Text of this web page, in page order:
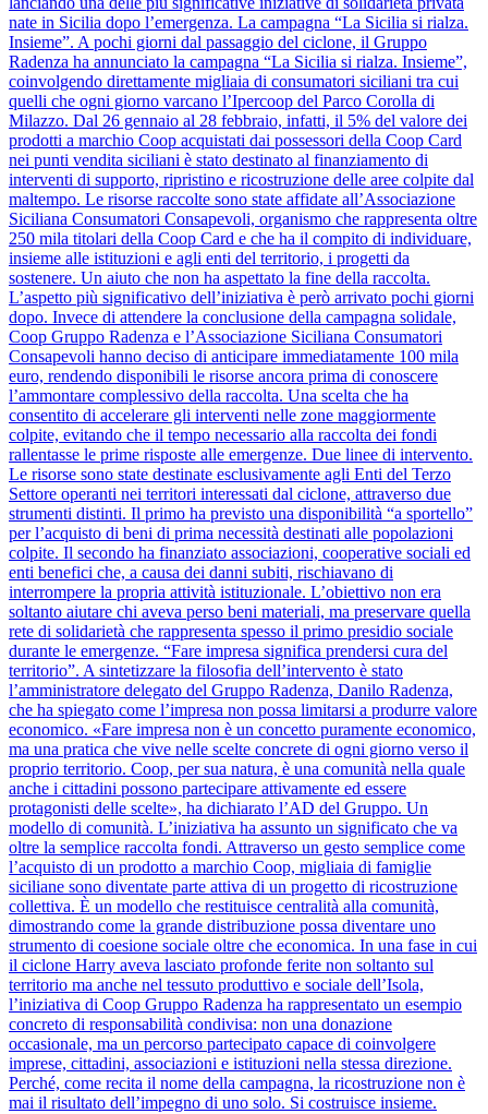
nate in Sicilia dopo l’emergenza. La campagna “La Sicilia si rialza.
Insieme”. A pochi giorni dal passaggio del ciclone, il Gruppo
Radenza ha annunciato la campagna “La Sicilia si rialza. Insieme”,
coinvolgendo direttamente migliaia di consumatori siciliani tra cui
quelli che ogni giorno varcano l’Ipercoop del Parco Corolla di
Milazzo. Dal 26 gennaio al 28 febbraio, infatti, il 5% del valore dei
prodotti a marchio Coop acquistati dai possessori della Coop Card
nei punti vendita siciliani è stato destinato al finanziamento di
interventi di supporto, ripristino e ricostruzione delle aree colpite dal
maltempo. Le risorse raccolte sono state affidate all’Associazione
Siciliana Consumatori Consapevoli, organismo che rappresenta oltre
250 mila titolari della Coop Card e che ha il compito di individuare,
insieme alle istituzioni e agli enti del territorio, i progetti da
sostenere. Un aiuto che non ha aspettato la fine della raccolta.
L’aspetto più significativo dell’iniziativa è però arrivato pochi giorni
dopo. Invece di attendere la conclusione della campagna solidale,
Coop Gruppo Radenza e l’Associazione Siciliana Consumatori
Consapevoli hanno deciso di anticipare immediatamente 100 mila
euro, rendendo disponibili le risorse ancora prima di conoscere
l’ammontare complessivo della raccolta. Una scelta che ha
consentito di accelerare gli interventi nelle zone maggiormente
colpite, evitando che il tempo necessario alla raccolta dei fondi
rallentasse le prime risposte alle emergenze. Due linee di intervento.
Le risorse sono state destinate esclusivamente agli Enti del Terzo
Settore operanti nei territori interessati dal ciclone, attraverso due
strumenti distinti. Il primo ha previsto una disponibilità “a sportello”
per l’acquisto di beni di prima necessità destinati alle popolazioni
colpite. Il secondo ha finanziato associazioni, cooperative sociali ed
enti benefici che, a causa dei danni subiti, rischiavano di
interrompere la propria attività istituzionale. L’obiettivo non era
soltanto aiutare chi aveva perso beni materiali, ma preservare quella
rete di solidarietà che rappresenta spesso il primo presidio sociale
durante le emergenze. “Fare impresa significa prendersi cura del
territorio”. A sintetizzare la filosofia dell’intervento è stato
l’amministratore delegato del Gruppo Radenza, Danilo Radenza,
che ha spiegato come l’impresa non possa limitarsi a produrre valore
economico. «Fare impresa non è un concetto puramente economico,
ma una pratica che vive nelle scelte concrete di ogni giorno verso il
proprio territorio. Coop, per sua natura, è una comunità nella quale
anche i cittadini possono partecipare attivamente ed essere
protagonisti delle scelte», ha dichiarato l’AD del Gruppo. Un
modello di comunità. L’iniziativa ha assunto un significato che va
oltre la semplice raccolta fondi. Attraverso un gesto semplice come
l’acquisto di un prodotto a marchio Coop, migliaia di famiglie
siciliane sono diventate parte attiva di un progetto di ricostruzione
collettiva. È un modello che restituisce centralità alla comunità,
dimostrando come la grande distribuzione possa diventare uno
strumento di coesione sociale oltre che economica. In una fase in cui
il ciclone Harry aveva lasciato profonde ferite non soltanto sul
territorio ma anche nel tessuto produttivo e sociale dell’Isola,
l’iniziativa di Coop Gruppo Radenza ha rappresentato un esempio
concreto di responsabilità condivisa: non una donazione
occasionale, ma un percorso partecipato capace di coinvolgere
imprese, cittadini, associazioni e istituzioni nella stessa direzione.
Perché, come recita il nome della campagna, la ricostruzione non è
mai il risultato dell’impegno di uno solo. Si costruisce insieme.